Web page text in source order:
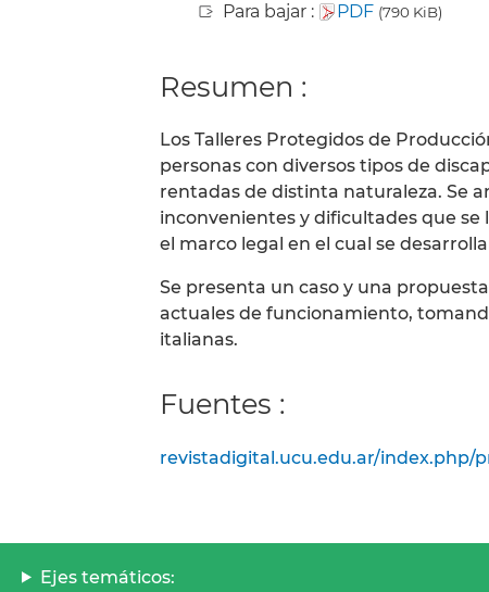
Para bajar :
PDF (790 KiB)
Resumen :
Los Talleres Protegidos de
personas con diversos tipos de
rentadas de distinta naturaleza. Se
inconvenientes y dificultades que
el marco legal en el cual se
Se presenta un caso y una
actuales de funcionamiento,
italianas.
Fuentes :
revistadigital.ucu.edu.ar/index.php/
Ejes temáticos: